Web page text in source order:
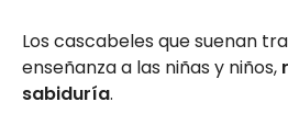
Los cascabeles que suenan
enseñanza a las niñas y niños,
sabiduría.